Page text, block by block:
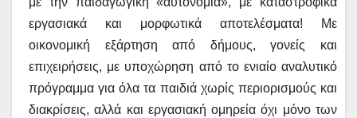
εργασιακά και μορφωτικά αποτελέσματα! Με
οικονομική εξάρτηση από δήμους, γονείς και
επιχειρήσεις, με υποχώρηση από το ενιαίο αναλυτικό
πρόγραμμα για όλα τα παιδιά χωρίς περιορισμούς και
διακρίσεις, αλλά και εργασιακή ομηρεία όχι μόνο των